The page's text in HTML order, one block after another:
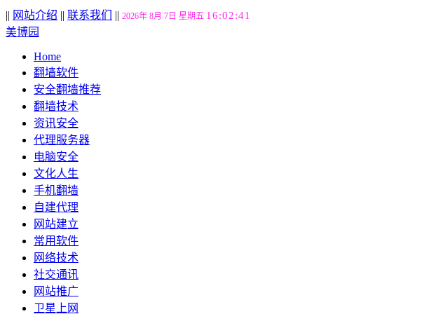
|| 网站介绍 || 联系我们 || 2026年 8月 7日 星期五 16:02:42
美博园
Home
翻墙软件
安全翻墙推荐
翻墙技术
资讯安全
代理服务器
电脑安全
文化人生
手机翻墙
自建代理
网站建立
常用软件
网络技术
社交通讯
网站推广
卫星上网